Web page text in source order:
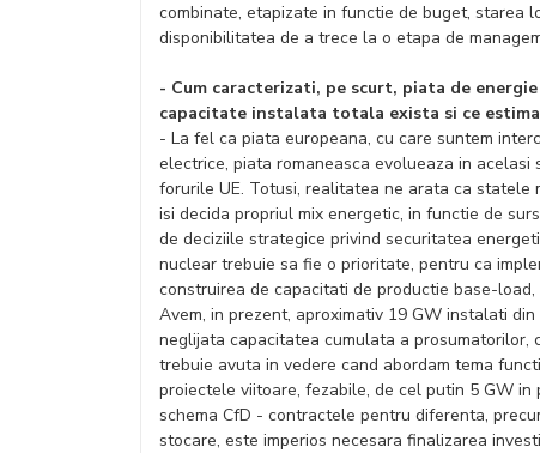
combinate, etapizate in functie de buget, starea
disponibilitatea de a trece la o etapa de
- Cum caracterizati, pe scurt, piata de
capacitate instalata totala exista si ce
- La fel ca piata europeana, cu care suntem
electrice, piata romaneasca evolueaza in
forurile UE. Totusi, realitatea ne arata ca statele
isi decida propriul mix energetic, in functie de
de deciziile strategice privind securitatea
nuclear trebuie sa fie o prioritate, pentru ca
construirea de capacitati de productie base-
Avem, in prezent, aproximativ 19 GW instalati
neglijata capacitatea cumulata a prosumatorilor,
trebuie avuta in vedere cand abordam tema
proiectele viitoare, fezabile, de cel putin 5 GW
schema CfD - contractele pentru diferenta,
stocare, este imperios necesara finalizarea